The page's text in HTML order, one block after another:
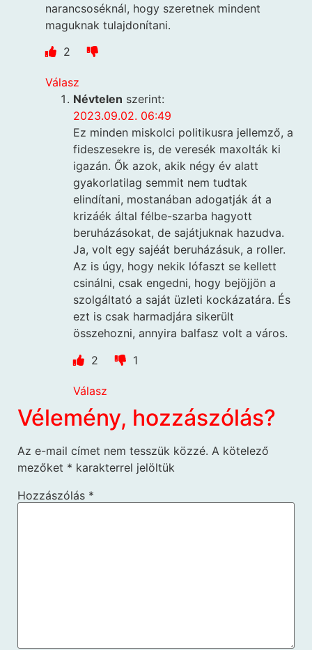
narancsoséknál, hogy szeretnek mindent
maguknak tulajdonítani.
2
Válasz
Névtelen szerint:
2023.09.02. 06:49
Ez minden miskolci politikusra jellemző, a
fideszesekre is, de veresék maxolták ki
igazán. Ők azok, akik négy év alatt
gyakorlatilag semmit nem tudtak
elindítani, mostanában adogatják át a
krizáék által félbe-szarba hagyott
beruházásokat, de sajátjuknak hazudva.
Ja, volt egy sajéát beruházásuk, a roller.
Az is úgy, hogy nekik lófaszt se kellett
csinálni, csak engedni, hogy bejöjjön a
szolgáltató a saját üzleti kockázatára. És
ezt is csak harmadjára sikerült
összehozni, annyira balfasz volt a város.
2
1
Válasz
Vélemény, hozzászólás?
Az e-mail címet nem tesszük közzé. A kötelező
mezőket * karakterrel jelöltük
Hozzászólás *